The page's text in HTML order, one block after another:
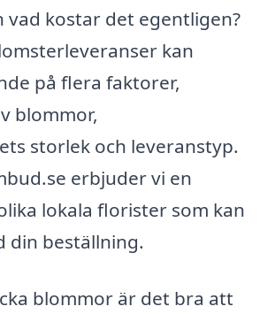
vad kostar det egentligen?
kan
på flera faktorer,
blommor,
storlek och leveranstyp.
erbjuder vi en
lokala florister som kan
din beställning.
blommor är det bra att